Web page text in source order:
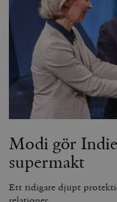
Modi gör
supermakt
Ett tidigare djupt